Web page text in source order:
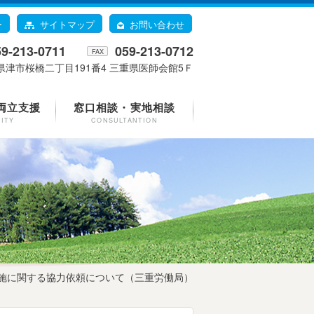
サイトマップ お問い合わせ
213-0711 FAX 059-213-0712
津市桜橋二丁目191番4 三重県医師会館5Ｆ
立支援 窓口相談・実地相談
CONSULTANTION
関する協力依頼について（三重労働局）